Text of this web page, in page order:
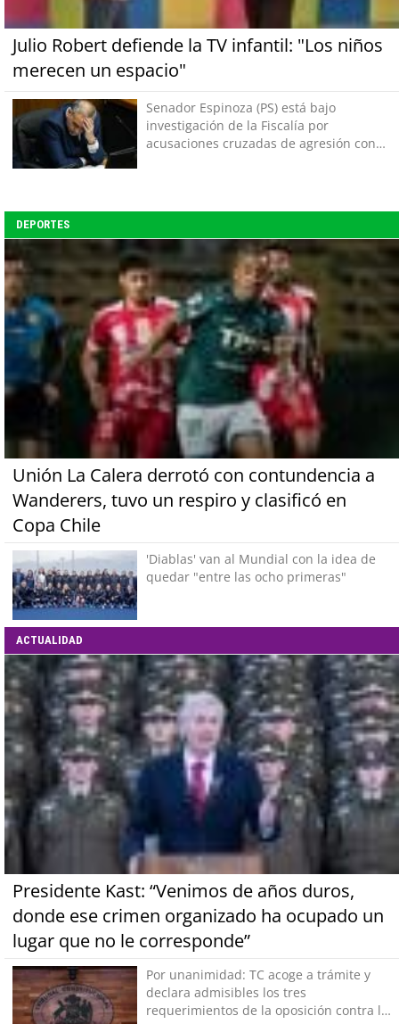
Julio Robert defiende la TV infantil: "Los niños
merecen un espacio"
Senador Espinoza (PS) está bajo
investigación de la Fiscalía por
acusaciones cruzadas de agresión con
DEPORTES
Unión La Calera derrotó con contundencia a
Wanderers, tuvo un respiro y clasificó en
Copa Chile
'Diablas' van al Mundial con la idea de
quedar "entre las ocho primeras"
ACTUALIDAD
Presidente Kast: “Venimos de años duros,
donde ese crimen organizado ha ocupado un
lugar que no le corresponde”
Por unanimidad: TC acoge a trámite y
declara admisibles los tres
requerimientos de la oposición contra la